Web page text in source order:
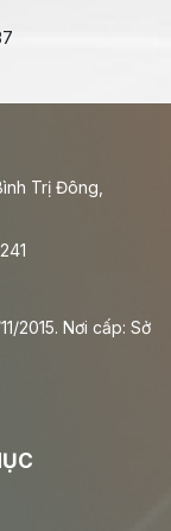
Trị Đông,
2015. Nơi cấp: Sở